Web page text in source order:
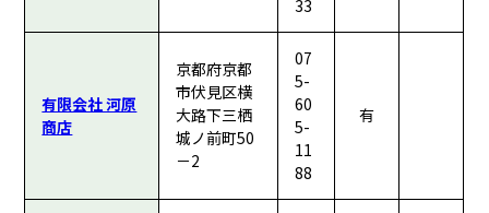
33
有限会社 河原
商店
京都府京都
市伏見区横
大路下三栖
城ノ前町50
－2
07
5-
60
5-
11
88
有